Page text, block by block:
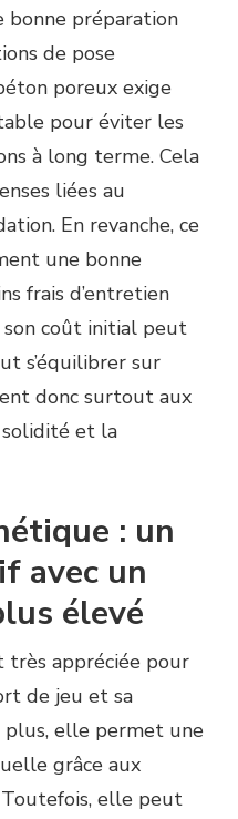
bonne préparation
de pose
poreux exige
pour éviter les
à long terme. Cela
liées au
En revanche, ce
une bonne
frais d’entretien
son coût initial peut
s’équilibrer sur
donc surtout aux
et la
: un
avec un
élevé
très appréciée pour
de jeu et sa
elle permet une
grâce aux
elle peut